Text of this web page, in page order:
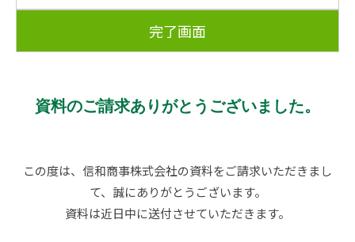
完了画面
資料のご請求ありがとうございました。
この度は、信和商事株式会社の資料をご請求いただきまし
て、誠にありがとうございます。
資料は近日中に送付させていただきます。